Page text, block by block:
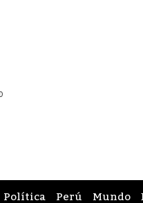
Política Perú Mundo